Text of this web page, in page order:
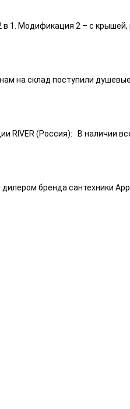
1. Модификация 2 – с
склад поступили
(Россия): В наличии
бренда сантехники